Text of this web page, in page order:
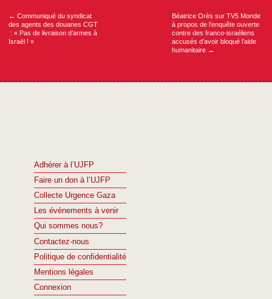
← Communiqué du syndicat
des agents des douanes CGT
: « Pas de livraison d’armes à
Israël ! »
Béatrice Orès sur TV5 Monde
à propos de l’enquête ouverte
contre des franco-israéliens
accusés d’avoir bloqué l’aide
humanitaire →
Adhérer à l’UJFP
Faire un don à l’UJFP
Collecte Urgence Gaza
Les événements à venir
Qui sommes nous?
Contactez-nous
Politique de confidentialité
Mentions légales
Connexion